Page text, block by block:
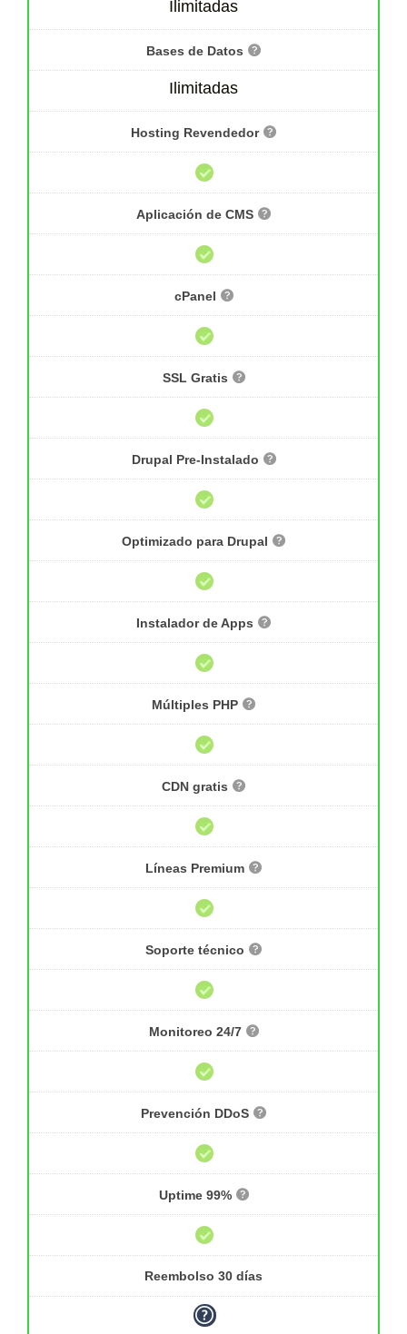
Ilimitadas
Bases de Datos
Ilimitadas
Hosting Revendedor
Aplicación de CMS
cPanel
SSL Gratis
Drupal Pre-Instalado
Optimizado para Drupal
Instalador de Apps
Múltiples PHP
CDN gratis
Líneas Premium
Soporte técnico
Monitoreo 24/7
Prevención DDoS
Uptime 99%
Reembolso 30 días